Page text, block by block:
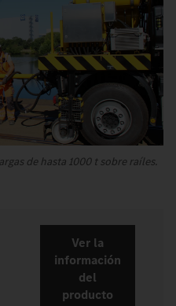
de hasta 1000 t sobre raíles.
Ver la
información
del
producto